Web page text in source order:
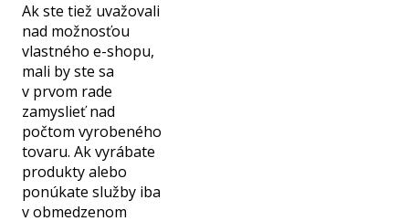
Ak ste tiež uvažovali
nad možnosťou
vlastného e-shopu,
mali by ste sa
v prvom rade
zamyslieť nad
počtom vyrobeného
tovaru. Ak vyrábate
produkty alebo
ponúkate služby iba
v obmedzenom